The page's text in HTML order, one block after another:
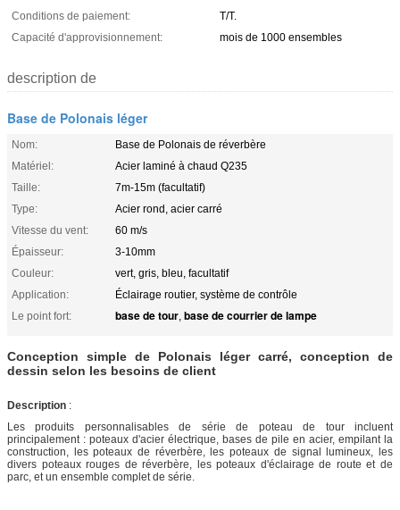
Conditions de paiement:
T/T.
Capacité d'approvisionnement:
mois de 1000 ensembles
description de
Base de Polonais léger
Nom:
Base de Polonais de réverbère
Matériel:
Acier laminé à chaud Q235
Taille:
7m-15m (facultatif)
Type:
Acier rond, acier carré
Vitesse du vent:
60 m/s
Épaisseur:
3-10mm
Couleur:
vert, gris, bleu, facultatif
Application:
Éclairage routier, système de contrôle
Le point fort:
base de tour, base de courrier de lampe
Conception simple de Polonais léger carré, conception de
dessin selon les besoins de client
Description :
Les produits personnalisables de série de poteau de tour incluent
principalement : poteaux d'acier électrique, bases de pile en acier, empilant la
construction, les poteaux de réverbère, les poteaux de signal lumineux, les
divers poteaux rouges de réverbère, les poteaux d'éclairage de route et de
parc, et un ensemble complet de série.